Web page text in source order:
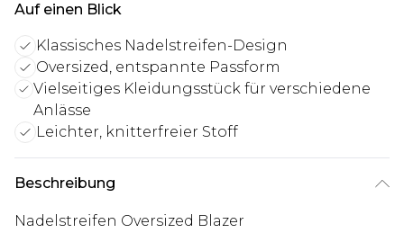
Auf einen Blick
Klassisches Nadelstreifen-Design
Oversized, entspannte Passform
Vielseitiges Kleidungsstück für verschiedene
Anlässe
Leichter, knitterfreier Stoff
Beschreibung
Nadelstreifen Oversized Blazer